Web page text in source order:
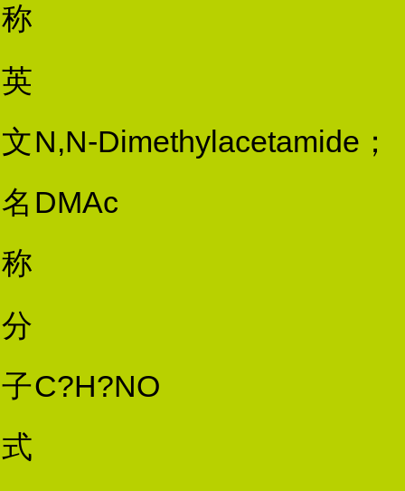
称
英
文
名
称
N,N-Dimethylacetamide；
DMAc
分
子
式
C?H?NO